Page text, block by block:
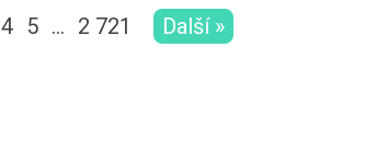
4 5 … 2 721 Další »